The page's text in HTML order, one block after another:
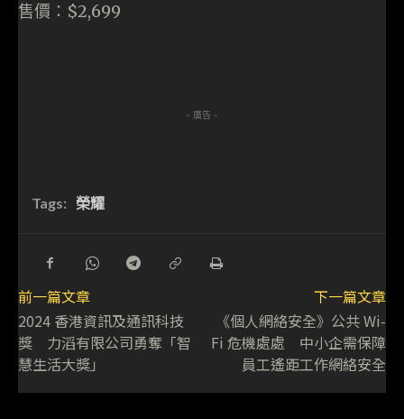
售價：$2,699
- 廣告 -
Tags: 榮耀
前一篇文章
2024 香港資訊及通訊科技
獎 力滔有限公司勇奪「智
慧生活大獎」
下一篇文章
《個人網絡安全》公共 Wi-
Fi 危機處處 中小企需保障
員工遙距工作網絡安全